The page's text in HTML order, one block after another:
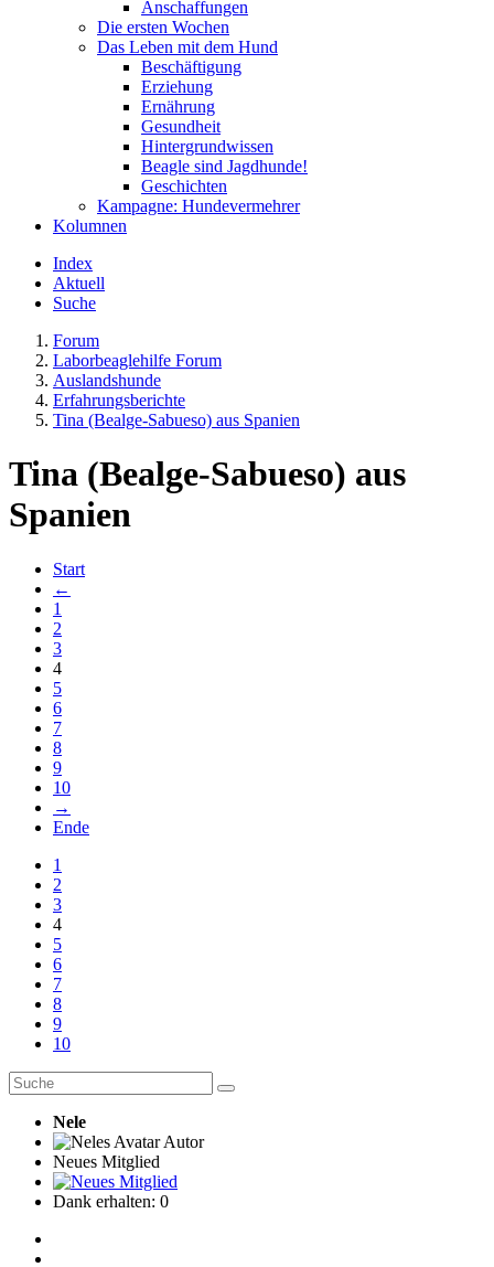
Anschaffungen
Die ersten Wochen
Das Leben mit dem Hund
Beschäftigung
Erziehung
Ernährung
Gesundheit
Hintergrundwissen
Beagle sind Jagdhunde!
Geschichten
Kampagne: Hundevermehrer
Kolumnen
Index
Aktuell
Suche
Forum
Laborbeaglehilfe Forum
Auslandshunde
Erfahrungsberichte
Tina (Bealge-Sabueso) aus Spanien
Tina (Bealge-Sabueso) aus
Spanien
Start
←
1
2
3
4
5
6
7
8
9
10
→
Ende
1
2
3
4
5
6
7
8
9
10
Nele
Autor
Neues Mitglied
Dank erhalten: 0